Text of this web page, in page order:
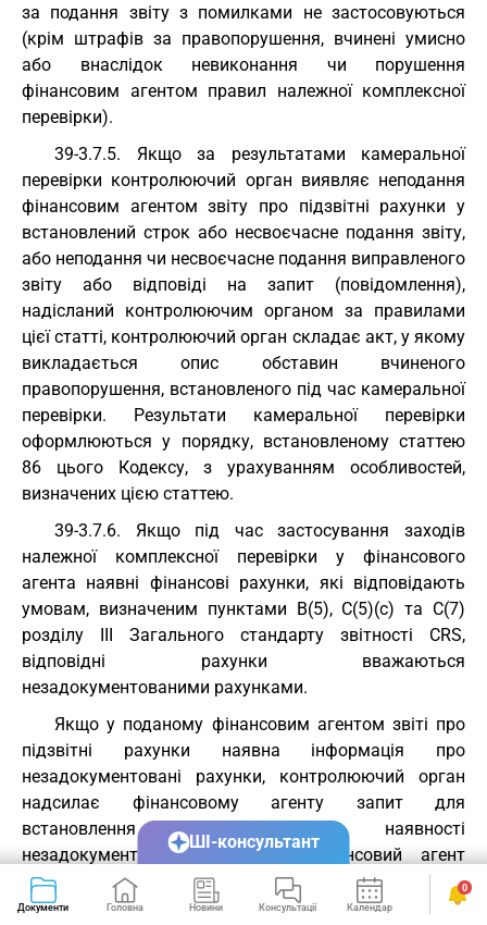
за подання звіту з помилками не застосовуються
(крім штрафів за правопорушення, вчинені умисно
або внаслідок невиконання чи порушення
фінансовим агентом правил належної комплексної
перевірки).
39-3.7.5. Якщо за результатами камеральної
перевірки контролюючий орган виявляє неподання
фінансовим агентом звіту про підзвітні рахунки у
встановлений строк або несвоєчасне подання звіту,
або неподання чи несвоєчасне подання виправленого
звіту або відповіді на запит (повідомлення),
надісланий контролюючим органом за правилами
цієї статті, контролюючий орган складає акт, у якому
викладається опис обставин вчиненого
правопорушення, встановленого під час камеральної
перевірки. Результати камеральної перевірки
оформлюються у порядку, встановленому статтею
86 цього Кодексу, з урахуванням особливостей,
визначених цією статтею.
39-3.7.6. Якщо під час застосування заходів
належної комплексної перевірки у фінансового
агента наявні фінансові рахунки, які відповідають
умовам, визначеним пунктами B(5), C(5)(c) та C(7)
розділу III Загального стандарту звітності CRS,
відповідні рахунки вважаються
незадокументованими рахунками.
Якщо у поданому фінансовим агентом звіті про
підзвітні рахунки наявна інформація про
незадокументовані рахунки, контролюючий орган
надсилає фінансовому агенту запит для
встановлення причини наявності
незадокументованих рахунків. Фінансовий агент
зобов’язаний надати відповідь на запит щодо
незадокументованих рахунків не пізніше 30
Документи Головна Новини Консультації Календар Сервіси
0
ШІ-консультант